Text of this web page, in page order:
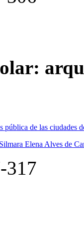
pública de las
Silmara Elena Alves de
317